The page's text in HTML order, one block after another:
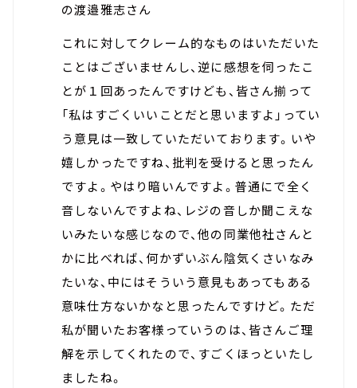
の渡邉雅志さん
これに対してクレーム的なものはいただいた
ことはございませんし、逆に感想を伺ったこ
とが１回あったんですけども、皆さん揃って
「私はすごくいいことだと思いますよ」ってい
う意見は一致していただいております。いや
嬉しかったですね、批判を受けると思ったん
ですよ。やはり暗いんですよ。普通にで全く
音しないんですよね、レジの音しか聞こえな
いみたいな感じなので、他の同業他社さんと
かに比べれば、何かずいぶん陰気くさいなみ
たいな、中にはそういう意見もあってもある
意味仕方ないかなと思ったんですけど。ただ
私が聞いたお客様っていうのは、皆さんご理
解を示してくれたので、すごくほっといたし
ましたね。